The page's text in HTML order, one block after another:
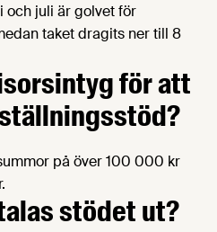
och juli är golvet för
taket dragits ner till 8
för att
på över 100 000 kr
stödet ut?